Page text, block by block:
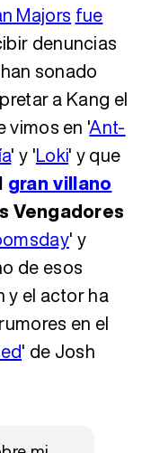
Majors fue
denuncias
sonado
a Kang el
vimos en 'Ant-
' y 'Loki' y que
gran villano
Vengadores
' y
de esos
y el actor ha
en el
' de Josh